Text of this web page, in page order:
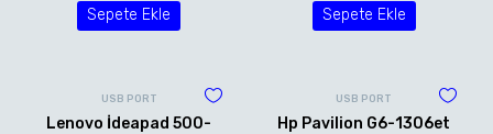
Sepete Ekle Sepete Ekle
USB PORT
Lenovo İdeapad 500-
USB PORT
Hp Pavilion G6-1306et